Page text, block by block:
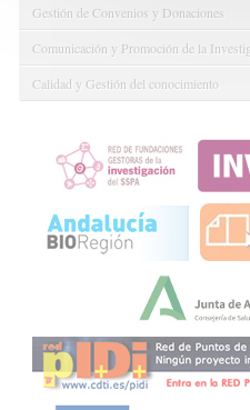
Gestión de Convenios y Donaciones
Comunicación y Promoción de la
Calidad y Gestión del conocimiento